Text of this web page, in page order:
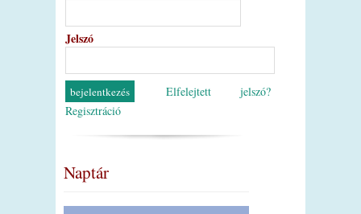
Jelszó
Elfelejtett jelszó?
Regisztráció
Naptár